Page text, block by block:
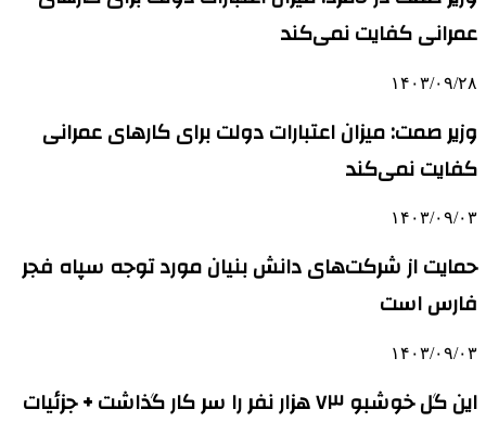
عمرانی کفایت نمی‌کند
۱۴۰۳/۰۹/۲۸
وزیر صمت: میزان اعتبارات دولت برای کارهای عمرانی
کفایت نمی‌کند
۱۴۰۳/۰۹/۰۳
حمایت از شرکت‌های دانش بنیان مورد توجه سپاه فجر
فارس است
۱۴۰۳/۰۹/۰۳
این گل خوشبو ۷۳ هزار نفر را سر کار گذاشت + جزئیات